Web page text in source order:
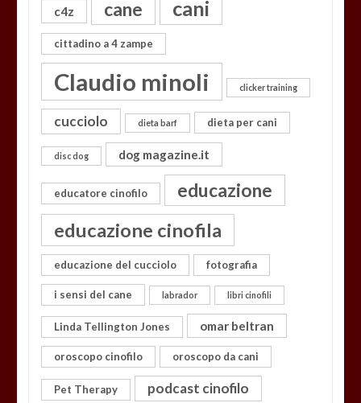
c4z cane cani
cittadino a 4 zampe
Claudio minoli clicker training
cucciolo dieta barf dieta per cani
disc dog dog magazine.it
educatore cinofilo educazione
educazione cinofila
educazione del cucciolo fotografia
i sensi del cane labrador libri cinofili
Linda Tellington Jones omar beltran
oroscopo cinofilo oroscopo da cani
Pet Therapy podcast cinofilo